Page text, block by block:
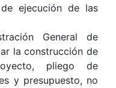
de ejecución de las
General de
la construcción de
pliego de
y presupuesto, no